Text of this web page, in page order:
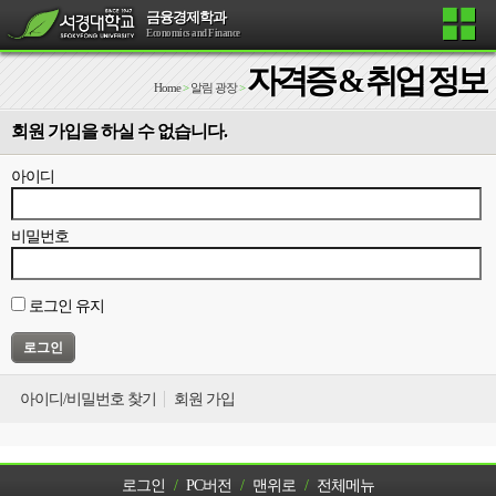
금융경제학과
Economics and Finance
Home> 알림 광장>자격증 & 취업 정보
회원 가입을 하실 수 없습니다.
아이디
비밀번호
로그인 유지
아이디/비밀번호 찾기 회원 가입
로그인 / PC버전 / 맨위로 / 전체메뉴